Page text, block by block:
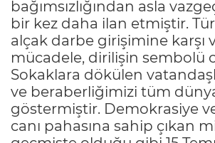
bağımsızlığından asla
bir kez daha ilan etmiştir.
alçak darbe girişimine karşı
mücadele, dirilişin sembolü
Sokaklara dökülen
ve beraberliğimizi tüm
göstermiştir. Demokrasiye
canı pahasına sahip çıkan